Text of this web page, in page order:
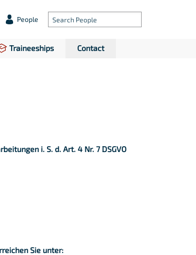
People
Traineeships Contact
i. S. d. Art. 4 Nr. 7 DSGVO
Sie unter: